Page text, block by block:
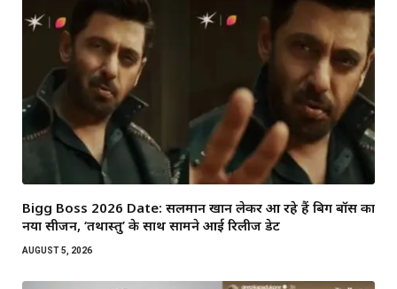
Bigg Boss 2026 Date: सलमान खान लेकर आ रहे हैं बिग बॉस का
नया सीजन, ‘तथास्तु’ के साथ सामने आई रिलीज डेट
AUGUST 5, 2026